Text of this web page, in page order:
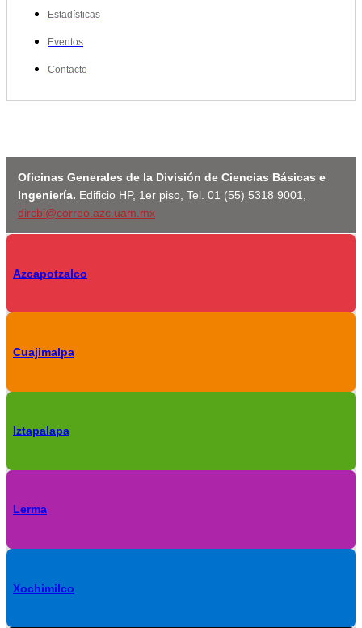
Estadísticas
Eventos
Contacto
Oficinas Generales de la División de Ciencias Básicas e
Ingeniería. Edificio HP, 1er piso, Tel. 01 (55) 5318 9001,
dircbi@correo.azc.uam.mx
Azcapotzalco
Cuajimalpa
Iztapalapa
Lerma
Xochimilco